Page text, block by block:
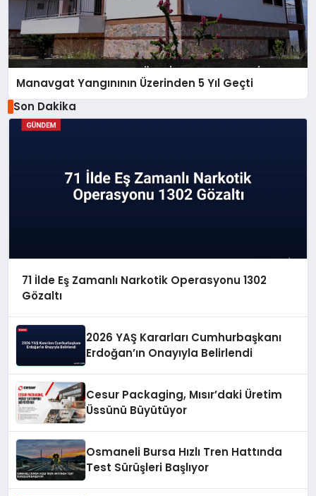
Manavgat Yangınının Üzerinden 5 Yıl Geçti
Son Dakika
71 İlde Eş Zamanlı Narkotik Operasyonu 1302
Gözaltı
2026 YAŞ Kararları Cumhurbaşkanı
Erdoğan’ın Onayıyla Belirlendi
Cesur Packaging, Mısır’daki Üretim
Üssünü Büyütüyor
Osmaneli Bursa Hızlı Tren Hattında
Test Sürüşleri Başlıyor